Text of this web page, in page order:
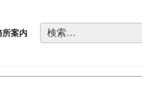
所案内
検
索: